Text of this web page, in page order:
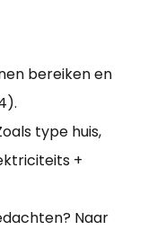
bereiken en
type huis,
+
Naar